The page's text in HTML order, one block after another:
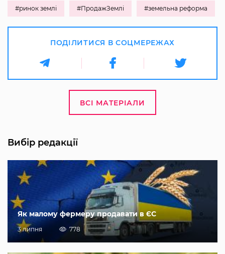
#ринок землі #ПродажЗемлі #земельна реформа
ПОДІЛИТИСЯ В СОЦМЕРЕЖАХ
ВСІ МАТЕРІАЛИ
Вибір редакції
Як малому фермеру продавати в ЄС
3 липня 778